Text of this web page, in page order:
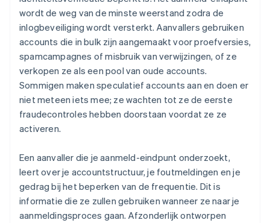
wordt de weg van de minste weerstand zodra de
inlogbeveiliging wordt versterkt. Aanvallers gebruiken
accounts die in bulk zijn aangemaakt voor proefversies,
spamcampagnes of misbruik van verwijzingen, of ze
verkopen ze als een pool van oude accounts.
Sommigen maken speculatief accounts aan en doen er
niet meteen iets mee; ze wachten tot ze de eerste
fraudecontroles hebben doorstaan voordat ze ze
activeren.
Een aanvaller die je aanmeld-eindpunt onderzoekt,
leert over je accountstructuur, je foutmeldingen en je
gedrag bij het beperken van de frequentie. Dit is
informatie die ze zullen gebruiken wanneer ze naar je
aanmeldingsproces gaan. Afzonderlijk ontworpen